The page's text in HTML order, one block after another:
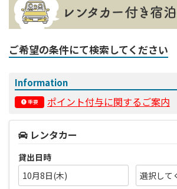
ご希望の条件にて検索してください
Information
重要 ポイント付与に関するご案内
レンタカー
貸出日時
10月8日(木)